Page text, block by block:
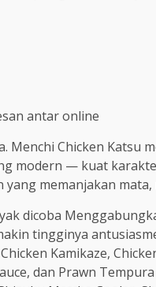
antar online
Chicken Katsu
modern — kuat
memanjakan
dicoba
tingginya
Kamikaze,
dan Prawn